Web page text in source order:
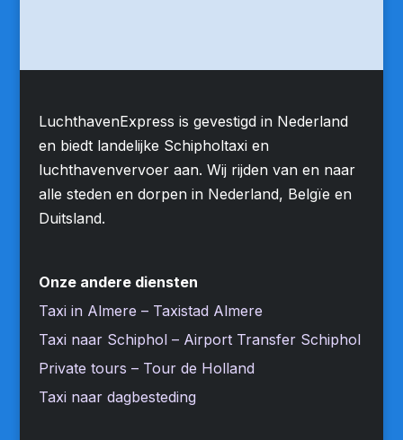
LuchthavenExpress is gevestigd in Nederland
en biedt landelijke Schipholtaxi en
luchthavenvervoer aan. Wij rijden van en naar
alle steden en dorpen in Nederland, Belgïe en
Duitsland.
Onze andere diensten
Taxi in Almere – Taxistad Almere
Taxi naar Schiphol – Airport Transfer Schiphol
Private tours – Tour de Holland
Taxi naar dagbesteding